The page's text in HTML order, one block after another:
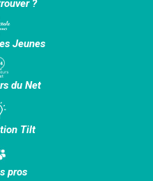
?
Jeunes
du Net
Tilt
pros